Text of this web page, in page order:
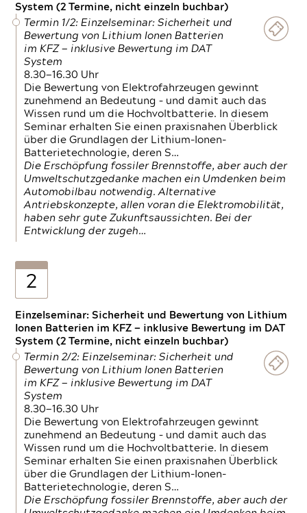
System (2 Termine, nicht einzeln buchbar)
Termin 1/2: Einzelseminar: Sicherheit und
Bewertung von Lithium Ionen Batterien
im KFZ — inklusive Bewertung im DAT
System
8.30—16.30 Uhr
Die Bewertung von Elektrofahrzeugen gewinnt
zunehmend an Bedeutung – und damit auch das
Wissen rund um die Hochvoltbatterie. In diesem
Seminar erhalten Sie einen praxisnahen Überblick
über die Grundlagen der Lithium-Ionen-
Batterietechnologie, deren S…
Die Erschöpfung fossiler Brennstoffe, aber auch der
Umweltschutzgedanke machen ein Umdenken beim
Automobilbau notwendig. Alternative
Antriebskonzepte, allen voran die Elektromobilität,
haben sehr gute Zukunftsaussichten. Bei der
Entwicklung der zugeh…
2
Einzelseminar: Sicherheit und Bewertung von Lithium
Ionen Batterien im KFZ — inklusive Bewertung im DAT
System (2 Termine, nicht einzeln buchbar)
Termin 2/2: Einzelseminar: Sicherheit und
Bewertung von Lithium Ionen Batterien
im KFZ — inklusive Bewertung im DAT
System
8.30—16.30 Uhr
Die Bewertung von Elektrofahrzeugen gewinnt
zunehmend an Bedeutung – und damit auch das
Wissen rund um die Hochvoltbatterie. In diesem
Seminar erhalten Sie einen praxisnahen Überblick
über die Grundlagen der Lithium-Ionen-
Batterietechnologie, deren S…
Die Erschöpfung fossiler Brennstoffe, aber auch der